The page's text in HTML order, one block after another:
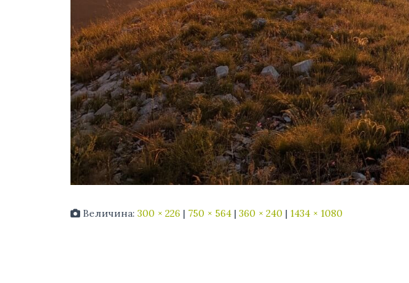
Величина: 300 × 226 | 750 × 564 | 360 × 240 | 1434 × 1080